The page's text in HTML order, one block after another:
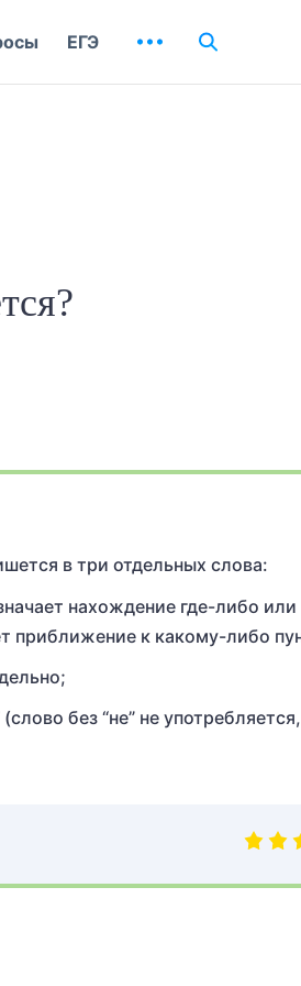
в три отдельных слова:
нахождение где-либо
приближение к какому-либо
без “не” не
ЕГЭ